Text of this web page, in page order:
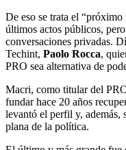
De eso se trata el
últimos actos públicos,
conversaciones privadas.
Techint, Paolo Rocca,
PRO sea alternativa de
Macri, como titular del
fundar hace 20 años
levantó el perfil y, además,
plana de la política.